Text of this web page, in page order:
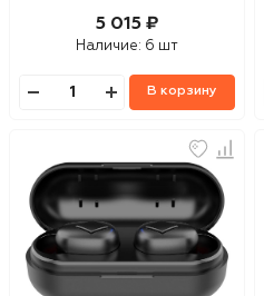
5 015 ₽
Наличие: 6 шт
В корзину